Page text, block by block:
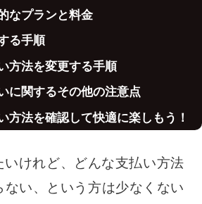
なプランと料金
る手順
方法を変更する手順
に関するその他の注意点
方法を確認して快適に楽しもう！
けれど、どんな支払い方法
ない、という方は少なくない